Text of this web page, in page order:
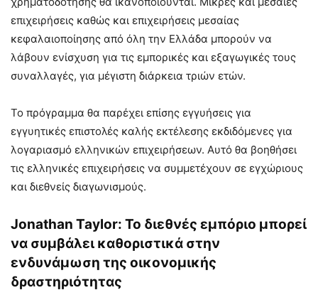
επιχειρήσεις καθώς και επιχειρήσεις μεσαίας
κεφαλαιοποίησης από όλη την Ελλάδα μπορούν να
λάβουν ενίσχυση για τις εμπορικές και εξαγωγικές τους
συναλλαγές, για μέγιστη διάρκεια τριών ετών.
Το πρόγραμμα θα παρέχει επίσης εγγυήσεις για
εγγυητικές επιστολές καλής εκτέλεσης εκδιδόμενες για
λογαριασμό ελληνικών επιχειρήσεων. Αυτό θα βοηθήσει
τις ελληνικές επιχειρήσεις να συμμετέχουν σε εγχώριους
και διεθνείς διαγωνισμούς.
Jonathan Taylor: Το διεθνές εμπόριο μπορεί
να συμβάλει καθοριστικά στην
ενδυνάμωση της οικονομικής
δραστηριότητας